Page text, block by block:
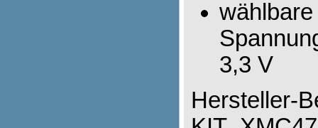
wählbare
3,3 V
Hersteller-